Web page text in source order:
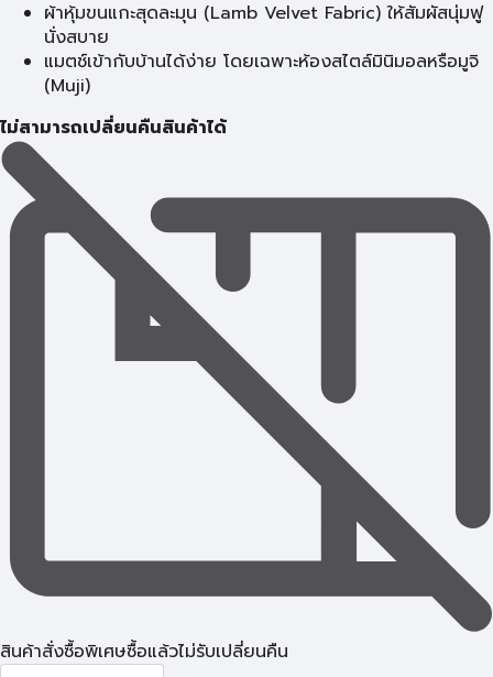
ผ้าหุ้มขนแกะสุดละมุน (Lamb Velvet Fabric) ให้สัมผัสนุ่มฟู
นั่งสบาย
แมตช์เข้ากับบ้านได้ง่าย โดยเฉพาะห้องสไตล์มินิมอลหรือมูจิ
(Muji)
ไม่สามารถเปลี่ยนคืนสินค้าได้
สินค้าสั่งซื้อพิเศษซื้อแล้วไม่รับเปลี่ยนคืน